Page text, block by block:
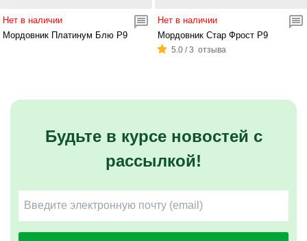
Нет в наличии
Мордовник Платинум Блю Р9
Нет в наличии
Мордовник Стар Фрост Р9
5.0 / 3 отзыва
Будьте в курсе новостей с
рассылкой!